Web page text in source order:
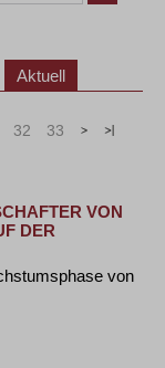
Aktuell
32 33 > »
VON
DER
von